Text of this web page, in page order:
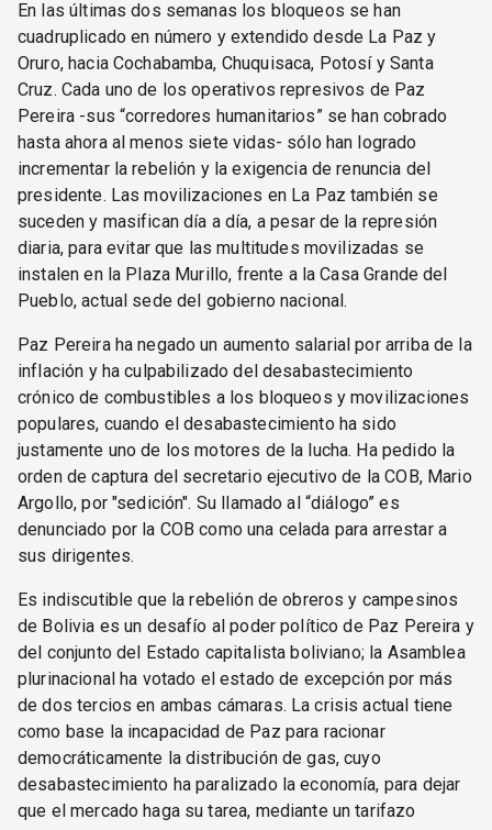
En las últimas dos semanas los bloqueos se han
cuadruplicado en número y extendido desde La Paz y
Oruro, hacia Cochabamba, Chuquisaca, Potosí y Santa
Cruz. Cada uno de los operativos represivos de Paz
Pereira -sus “corredores humanitarios” se han cobrado
hasta ahora al menos siete vidas- sólo han logrado
incrementar la rebelión y la exigencia de renuncia del
presidente. Las movilizaciones en La Paz también se
suceden y masifican día a día, a pesar de la represión
diaria, para evitar que las multitudes movilizadas se
instalen en la Plaza Murillo, frente a la Casa Grande del
Pueblo, actual sede del gobierno nacional.
Paz Pereira ha negado un aumento salarial por arriba de la
inflación y ha culpabilizado del desabastecimiento
crónico de combustibles a los bloqueos y movilizaciones
populares, cuando el desabastecimiento ha sido
justamente uno de los motores de la lucha. Ha pedido la
orden de captura del secretario ejecutivo de la COB, Mario
Argollo, por "sedición". Su llamado al “diálogo” es
denunciado por la COB como una celada para arrestar a
sus dirigentes.
Es indiscutible que la rebelión de obreros y campesinos
de Bolivia es un desafío al poder político de Paz Pereira y
del conjunto del Estado capitalista boliviano; la Asamblea
plurinacional ha votado el estado de excepción por más
de dos tercios en ambas cámaras. La crisis actual tiene
como base la incapacidad de Paz para racionar
democráticamente la distribución de gas, cuyo
desabastecimiento ha paralizado la economía, para dejar
que el mercado haga su tarea, mediante un tarifazo